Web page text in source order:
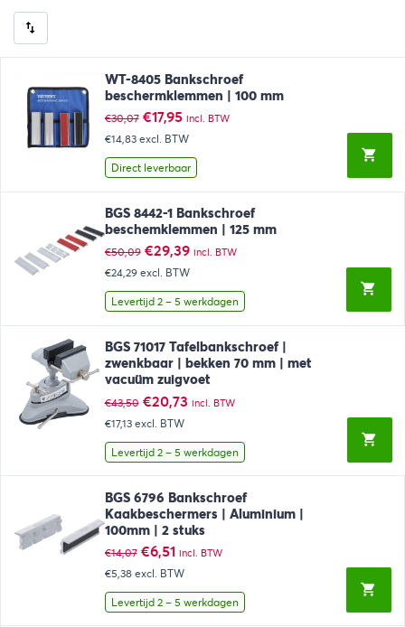
WT-8405 Bankschroef
beschermklemmen | 100 mm
€30,07 Oorspronkelijke
prijs
was:
€30,07.
€17,95Huidige
prijs
is:
€17,95.
incl. BTW
€14,83 excl. BTW
Direct leverbaar
BGS 8442-1 Bankschroef
beschemklemmen | 125 mm
€50,09 Oorspronkelijke
prijs
was:
€50,09.
€29,39Huidige
prijs
is:
€29,39.
incl. BTW
€24,29 excl. BTW
Levertijd 2 – 5 werkdagen
BGS 71017 Tafelbankschroef |
zwenkbaar | bekken 70 mm | met
vacuüm zuigvoet
€43,50 Oorspronkelijke
prijs
was:
€43,50.
€20,73Huidige
€20,73.
incl. BTW
€17,13 excl. BTW
Levertijd 2 – 5 werkdagen
BGS 6796 Bankschroef
Kaakbeschermers | Aluminium |
100mm | 2 stuks
€14,07 Oorspronkelijke
prijs
was:
€14,07.
€6,51Huidige
prijs
is:
€6,51.
incl. BTW
€5,38 excl. BTW
Levertijd 2 – 5 werkdagen